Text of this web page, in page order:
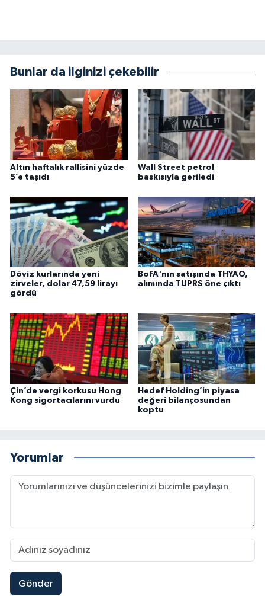
Bunlar da ilginizi çekebilir
Altın haftalık rallisini yüzde
5’e taşıdı
Wall Street petrol
baskısıyla geriledi
Döviz kurlarında yeni
zirveler, dolar 47,59 lirayı
gördü
BofA'nın satışında THYAO,
alımında TUPRS öne çıktı
Çin’de vergi korkusu Hong
Kong sigortacılarını vurdu
Hedef Holding’in piyasa
değeri bilançosundan
koptu
Yorumlar
Gönder